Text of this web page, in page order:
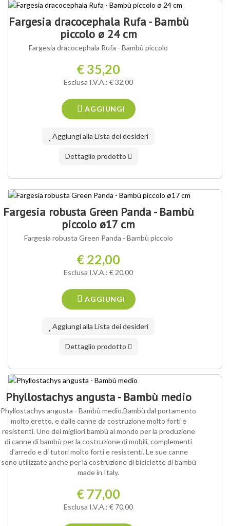
Fargesia dracocephala Rufa - Bambù
piccolo ø 24 cm
Fargesia dracocephala Rufa - Bambù piccolo
€ 35,20
Esclusa I.V.A.: € 32,00
AGGIUNGI
Aggiungi alla Lista dei desideri
Dettaglio prodotto
Fargesia robusta Green Panda - Bambù
piccolo ø17 cm
Fargesia robusta Green Panda - Bambù piccolo
€ 22,00
Esclusa I.V.A.: € 20,00
AGGIUNGI
Aggiungi alla Lista dei desideri
Dettaglio prodotto
Phyllostachys angusta - Bambù medio
Phyllostachys angusta - Bambù medio.Bambù dal portamento
molto eretto, e dalle canne da costruzione molto forti e
resistenti. Uno dei migliori bambù al mondo per la produzione
di canne di bambù per la costruzione di mobili, complementi
d'arredo e di tutori molto forti e resistenti. Le sue canne
sono utilizzate anche per la costruzione di biciclette di bambù
made in Italy.
€ 77,00
Esclusa I.V.A.: € 70,00